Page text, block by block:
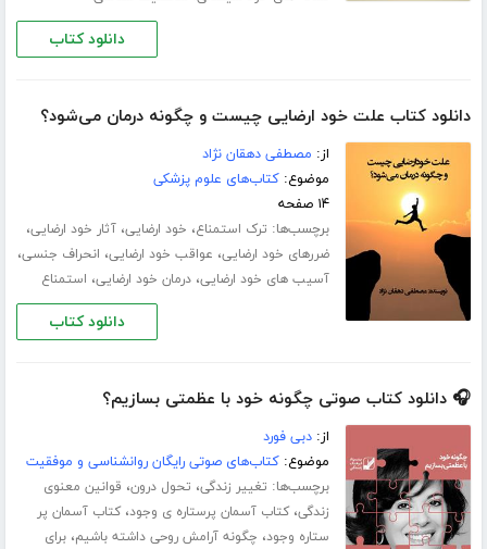
دانلود کتاب
دانلود کتاب علت خود ارضایی چیست و چگونه درمان می‌شود؟
از: مصطفی دهقان نژاد
موضوع:کتاب‌های علوم پزشکی
۱۴ صفحه
برچسب‌ها: ترک استمناع، خود ارضایی،آثار خود ارضایی،
ضررهای خود ارضایی، عواقب خود ارضایی، انحراف جنسی،
آسیب های خود ارضایی،درمان خود ارضایی، استمناع
دانلود کتاب
🎧 دانلود کتاب صوتی چگونه خود با عظمتی بسازیم؟
از:دبی فورد
موضوع:کتاب‌های صوتی رایگان روانشناسی و موفقیت
برچسب‌ها: تغییر زندگی، تحول درون، قوانین معنوی
زندگی،کتاب آسمان پرستاره ی وجود،کتاب آسمان پر
ستاره وجود، چگونه آرامش روحی داشته باشیم،برای